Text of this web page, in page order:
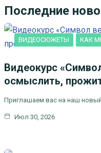
Последние
ВИДЕОСЮЖЕТЫ КАК
Видеокурс
осмыслить,
Приглашаем вас на наш
Июл 30, 2026